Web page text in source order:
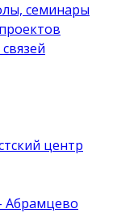
семинары
центр
Абрамцево